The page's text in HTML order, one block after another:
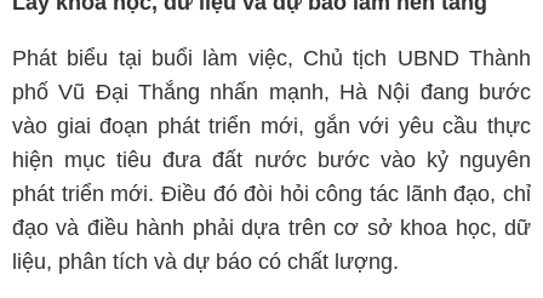
Phát biểu tại buổi làm việc, Chủ tịch UBND Thành
phố Vũ Đại Thắng nhấn mạnh, Hà Nội đang bước
vào giai đoạn phát triển mới, gắn với yêu cầu thực
hiện mục tiêu đưa đất nước bước vào kỷ nguyên
phát triển mới. Điều đó đòi hỏi công tác lãnh đạo, chỉ
đạo và điều hành phải dựa trên cơ sở khoa học, dữ
liệu, phân tích và dự báo có chất lượng.